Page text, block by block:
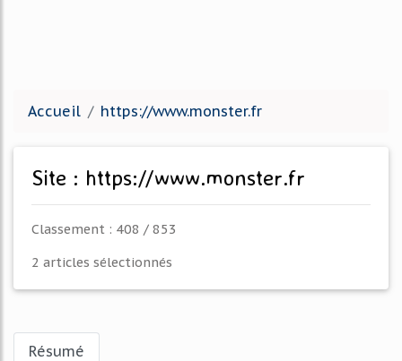
Accueil https://www.monster.fr
Site : https://www.monster.fr
Classement : 408 / 853
2 articles sélectionnés
Résumé